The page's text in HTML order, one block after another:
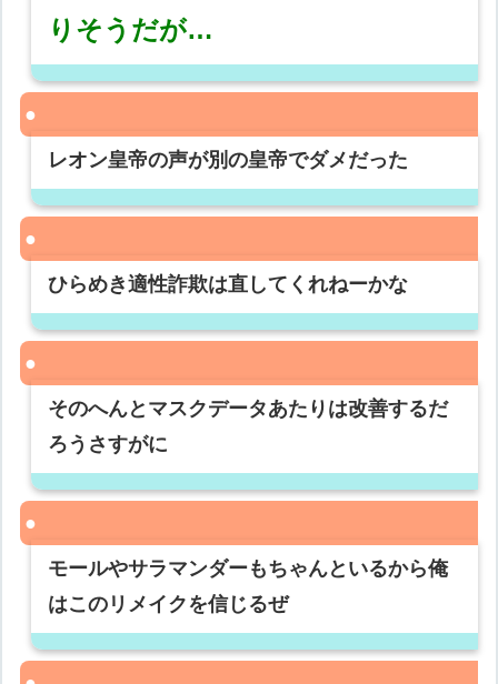
りそうだが…
レオン皇帝の声が別の皇帝でダメだった
ひらめき適性詐欺は直してくれねーかな
そのへんとマスクデータあたりは改善するだ
ろうさすがに
モールやサラマンダーもちゃんといるから俺
はこのリメイクを信じるぜ